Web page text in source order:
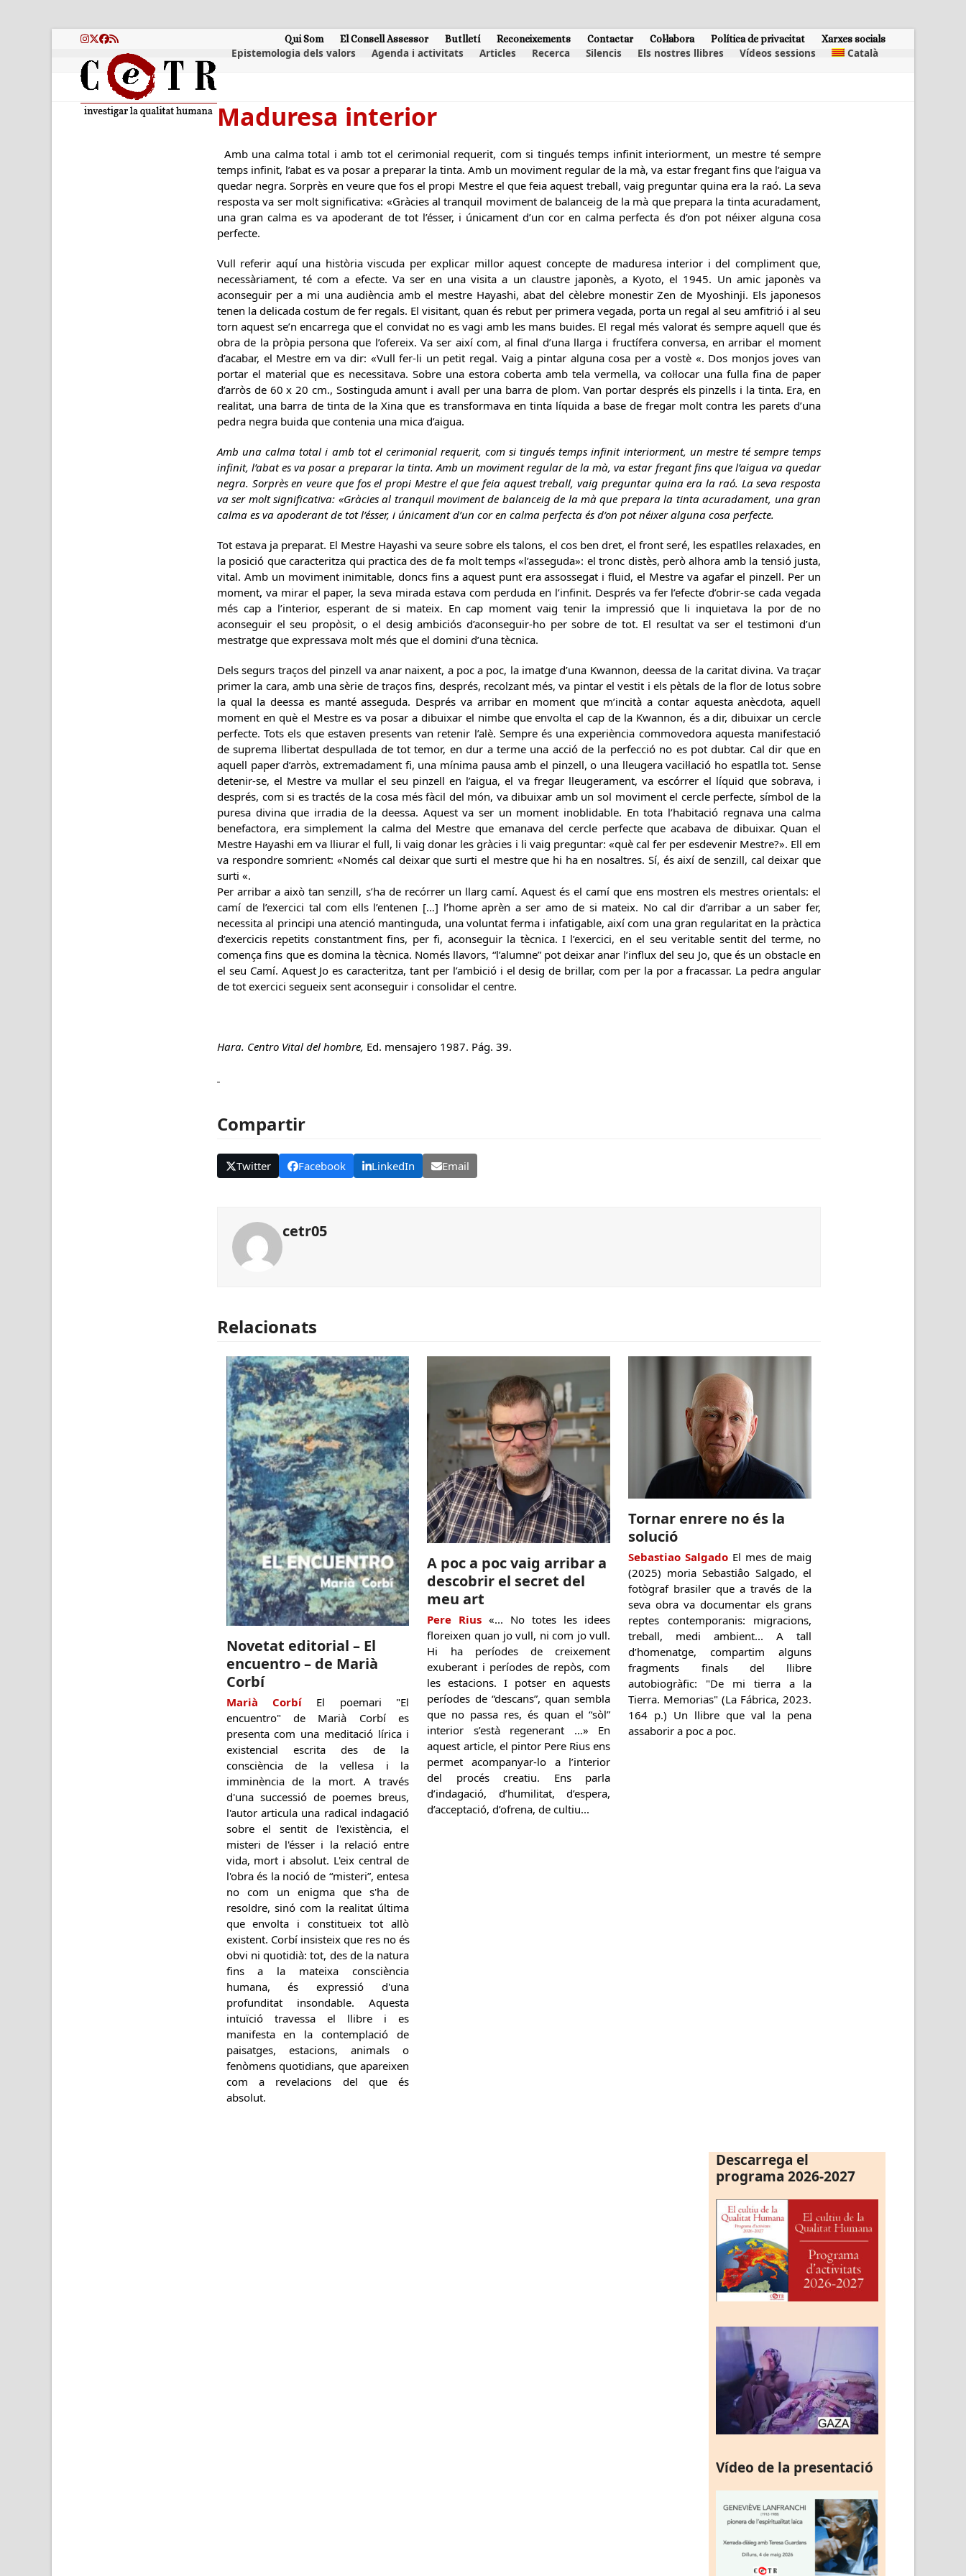
Instagram
Twitter
Facebook
RSS Qui Som El Consell Assessor Butlletí Reconeixements Contactar Col·labora Política de privacitat Xarxes socials
Epistemologia dels valors Agenda i activitats Articles Recerca Silencis Els nostres llibres Vídeos sessions Català
Maduresa interior
Amb una calma total i amb tot el cerimonial requerit, com si tingués temps infinit interiorment, un mestre té sempre
temps infinit, l’abat es va posar a preparar la tinta. Amb un moviment regular de la mà, va estar fregant fins que l’aigua va
quedar negra. Sorprès en veure que fos el propi Mestre el que feia aquest treball, vaig preguntar quina era la raó. La seva
resposta va ser molt significativa: «Gràcies al tranquil moviment de balanceig de la mà que prepara la tinta acuradament,
una gran calma es va apoderant de tot l’ésser, i únicament d’un cor en calma perfecta és d’on pot néixer alguna cosa
perfecte.
Vull referir aquí una història viscuda per explicar millor aquest concepte de maduresa interior i del compliment que,
necessàriament, té com a efecte. Va ser en una visita a un claustre japonès, a Kyoto, el 1945. Un amic japonès va
aconseguir per a mi una audiència amb el mestre Hayashi, abat del cèlebre monestir Zen de Myoshinji. Els japonesos
tenen la delicada costum de fer regals. El visitant, quan és rebut per primera vegada, porta un regal al seu amfitrió i al seu
torn aquest se’n encarrega que el convidat no es vagi amb les mans buides. El regal més valorat és sempre aquell que és
obra de la pròpia persona que l’ofereix. Va ser així com, al final d’una llarga i fructífera conversa, en arribar el moment
d’acabar, el Mestre em va dir: «Vull fer-li un petit regal. Vaig a pintar alguna cosa per a vostè «. Dos monjos joves van
portar el material que es necessitava. Sobre una estora coberta amb tela vermella, va col·locar una fulla fina de paper
d’arròs de 60 x 20 cm., Sostinguda amunt i avall per una barra de plom. Van portar després els pinzells i la tinta. Era, en
realitat, una barra de tinta de la Xina que es transformava en tinta líquida a base de fregar molt contra les parets d’una
pedra negra buida que contenia una mica d’aigua.
Amb una calma total i amb tot el cerimonial requerit, com si tingués temps infinit interiorment, un mestre té sempre temps
infinit, l’abat es va posar a preparar la tinta. Amb un moviment regular de la mà, va estar fregant fins que l’aigua va quedar
negra. Sorprès en veure que fos el propi Mestre el que feia aquest treball, vaig preguntar quina era la raó. La seva resposta
va ser molt significativa: «Gràcies al tranquil moviment de balanceig de la mà que prepara la tinta acuradament, una gran
calma es va apoderant de tot l’ésser, i únicament d’un cor en calma perfecta és d’on pot néixer alguna cosa perfecte.
Tot estava ja preparat. El Mestre Hayashi va seure sobre els talons, el cos ben dret, el front seré, les espatlles relaxades, en
la posició que caracteritza qui practica des de fa molt temps «l’asseguda»: el tronc distès, però alhora amb la tensió justa,
vital. Amb un moviment inimitable, doncs fins a aquest punt era assossegat i fluid, el Mestre va agafar el pinzell. Per un
moment, va mirar el paper, la seva mirada estava com perduda en l’infinit. Després va fer l’efecte d’obrir-se cada vegada
més cap a l’interior, esperant de si mateix. En cap moment vaig tenir la impressió que li inquietava la por de no
aconseguir el seu propòsit, o el desig ambiciós d’aconseguir-ho per sobre de tot. El resultat va ser el testimoni d’un
mestratge que expressava molt més que el domini d’una tècnica.
Dels segurs traços del pinzell va anar naixent, a poc a poc, la imatge d’una Kwannon, deessa de la caritat divina. Va traçar
primer la cara, amb una sèrie de traços fins, després, recolzant més, va pintar el vestit i els pètals de la flor de lotus sobre
la qual la deessa es manté asseguda. Després va arribar en moment que m’incità a contar aquesta anècdota, aquell
moment en què el Mestre es va posar a dibuixar el nimbe que envolta el cap de la Kwannon, és a dir, dibuixar un cercle
perfecte. Tots els que estaven presents van retenir l’alè. Sempre és una experiència commovedora aquesta manifestació
de suprema llibertat despullada de tot temor, en dur a terme una acció de la perfecció no es pot dubtar. Cal dir que en
aquell paper d’arròs, extremadament fi, una mínima pausa amb el pinzell, o una lleugera vacil·lació ho espatlla tot. Sense
detenir-se, el Mestre va mullar el seu pinzell en l’aigua, el va fregar lleugerament, va escórrer el líquid que sobrava, i
després, com si es tractés de la cosa més fàcil del món, va dibuixar amb un sol moviment el cercle perfecte, símbol de la
puresa divina que irradia de la deessa. Aquest va ser un moment inoblidable. En tota l’habitació regnava una calma
benefactora, era simplement la calma del Mestre que emanava del cercle perfecte que acabava de dibuixar. Quan el
Mestre Hayashi em va lliurar el full, li vaig donar les gràcies i li vaig preguntar: «què cal fer per esdevenir Mestre?». Ell em
va respondre somrient: «Només cal deixar que surti el mestre que hi ha en nosaltres. Sí, és així de senzill, cal deixar que
surti «.
Per arribar a això tan senzill, s’ha de recórrer un llarg camí. Aquest és el camí que ens mostren els mestres orientals: el
camí de l’exercici tal com ells l’entenen […] l’home aprèn a ser amo de si mateix. No cal dir d’arribar a un saber fer,
necessita al principi una atenció mantinguda, una voluntat ferma i infatigable, així com una gran regularitat en la pràctica
d’exercicis repetits constantment fins, per fi, aconseguir la tècnica. I l’exercici, en el seu veritable sentit del terme, no
comença fins que es domina la tècnica. Només llavors, “l’alumne” pot deixar anar l’influx del seu Jo, que és un obstacle en
el seu Camí. Aquest Jo es caracteritza, tant per l’ambició i el desig de brillar, com per la por a fracassar. La pedra angular
de tot exercici segueix sent aconseguir i consolidar el centre.
Hara. Centro Vital del hombre, Ed. mensajero 1987. Pág. 39.
Compartir
Twitter Facebook LinkedIn Email
cetr05
Relacionats
Novetat editorial – El
encuentro – de Marià
Corbí
Marià Corbí El poemari "El
encuentro" de Marià Corbí es
presenta com una meditació lírica i
existencial escrita des de la
consciència de la vellesa i la
imminència de la mort. A través
d'una successió de poemes breus,
l'autor articula una radical indagació
sobre el sentit de l'existència, el
misteri de l'ésser i la relació entre
vida, mort i absolut. L'eix central de
l'obra és la noció de “misteri”, entesa
no com un enigma que s'ha de
resoldre, sinó com la realitat última
que envolta i constitueix tot allò
existent. Corbí insisteix que res no és
obvi ni quotidià: tot, des de la natura
fins a la mateixa consciència
humana, és expressió d'una
profunditat insondable. Aquesta
intuïció travessa el llibre i es
manifesta en la contemplació de
paisatges, estacions, animals o
fenòmens quotidians, que apareixen
com a revelacions del que és
absolut.
A poc a poc vaig arribar a
descobrir el secret del
meu art
Pere Rius «... No totes les idees
floreixen quan jo vull, ni com jo vull.
Hi ha períodes de creixement
exuberant i períodes de repòs, com
les estacions. I potser en aquests
períodes de “descans”, quan sembla
que no passa res, és quan el “sòl”
interior s’està regenerant …» En
aquest article, el pintor Pere Rius ens
permet acompanyar-lo a l’interior
del procés creatiu. Ens parla
d’indagació, d’humilitat, d’espera,
d’acceptació, d’ofrena, de cultiu...
Tornar enrere no és la
solució
Sebastiao Salgado El mes de maig
(2025) moria Sebastiâo Salgado, el
fotògraf brasiler que a través de la
seva obra va documentar els grans
reptes contemporanis: migracions,
treball, medi ambient... A tall
d’homenatge, compartim alguns
fragments finals del llibre
autobiogràfic: "De mi tierra a la
Tierra. Memorias" (La Fábrica, 2023.
164 p.) Un llibre que val la pena
assaborir a poc a poc.
Descarrega el
programa 2026-2027
Vídeo de la presentació